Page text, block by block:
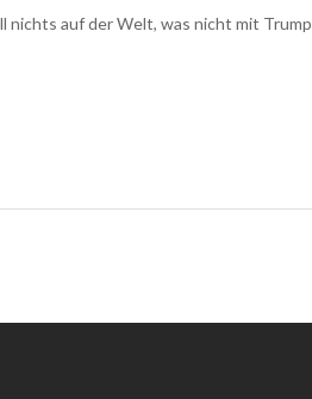
nichts auf der Welt, was nicht mit Trump